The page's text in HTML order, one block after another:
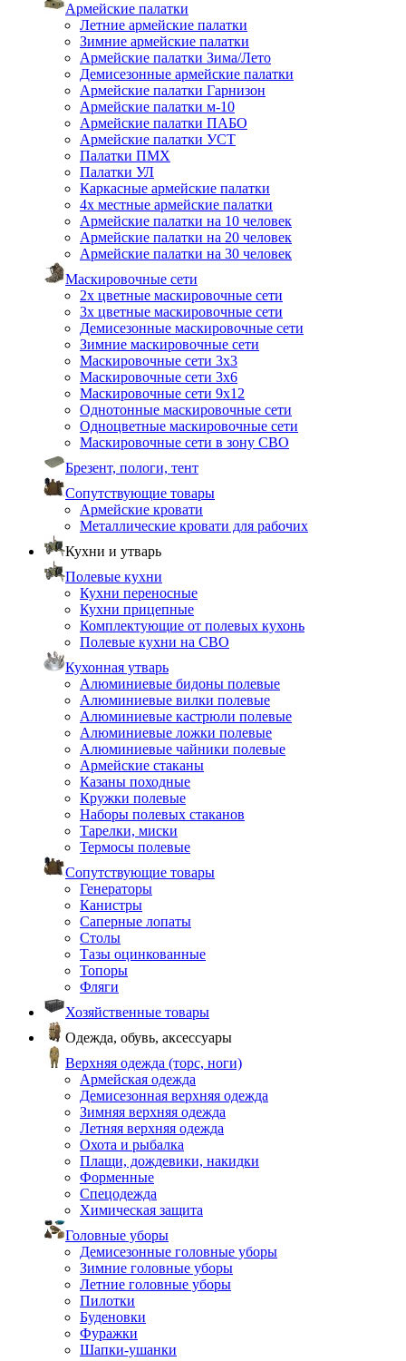
Армейские палатки
Летние армейские палатки
Зимние армейские палатки
Армейские палатки Зима/Лето
Демисезонные армейские палатки
Армейские палатки Гарнизон
Армейские палатки м-10
Армейские палатки ПАБО
Армейские палатки УСТ
Палатки ПМХ
Палатки УЛ
Каркасные армейские палатки
4х местные армейские палатки
Армейские палатки на 10 человек
Армейские палатки на 20 человек
Армейские палатки на 30 человек
Маскировочные сети
2х цветные маскировочные сети
3х цветные маскировочные сети
Демисезонные маскировочные сети
Зимние маскировочные сети
Маскировочные сети 3х3
Маскировочные сети 3х6
Маскировочные сети 9х12
Однотонные маскировочные сети
Одноцветные маскировочные сети
Маскировочные сети в зону СВО
Брезент, пологи, тент
Сопутствующие товары
Армейские кровати
Металлические кровати для рабочих
Кухни и утварь
Полевые кухни
Кухни переносные
Кухни прицепные
Комплектующие от полевых кухонь
Полевые кухни на СВО
Кухонная утварь
Алюминиевые бидоны полевые
Алюминиевые вилки полевые
Алюминиевые кастрюли полевые
Алюминиевые ложки полевые
Алюминиевые чайники полевые
Армейские стаканы
Казаны походные
Кружки полевые
Наборы полевых стаканов
Тарелки, миски
Термосы полевые
Сопутствующие товары
Генераторы
Канистры
Саперные лопаты
Столы
Тазы оцинкованные
Топоры
Фляги
Хозяйственные товары
Одежда, обувь, аксессуары
Верхняя одежда (торс, ноги)
Армейская одежда
Демисезонная верхняя одежда
Зимняя верхняя одежда
Летняя верхняя одежда
Охота и рыбалка
Плащи, дождевики, накидки
Форменные
Спецодежда
Химическая защита
Головные уборы
Демисезонные головные уборы
Зимние головные уборы
Летние головные уборы
Пилотки
Буденовки
Фуражки
Шапки-ушанки